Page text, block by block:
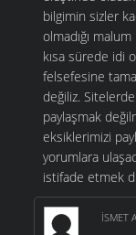
bilgimin sizler
olmadığı
kısa sürede idi
felsefesine
değiliz.
paylaşmak
eksiklerimizi
yorumlara
istifade etmek
İSMET